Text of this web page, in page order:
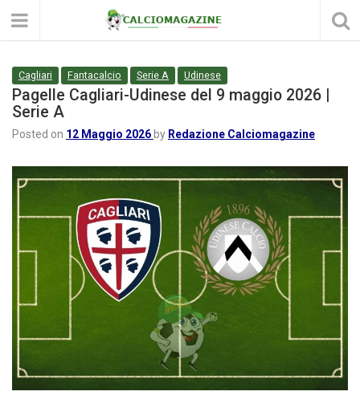
Cagliari Fantacalcio Serie A Udinese
Pagelle Cagliari-Udinese del 9 maggio 2026 |
Serie A
Posted on 12 Maggio 2026 by Redazione Calciomagazine